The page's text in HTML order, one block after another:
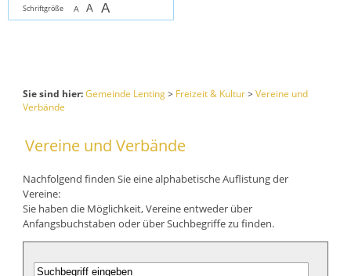
Schriftgröße A A A
Sie sind hier: Gemeinde Lenting > Freizeit & Kultur >Vereine und
Verbände
Vereine und Verbände
Nachfolgend finden Sie eine alphabetische Auflistung der
Vereine:
Sie haben die Möglichkeit, Vereine entweder über
Anfangsbuchstaben oder über Suchbegriffe zu finden.